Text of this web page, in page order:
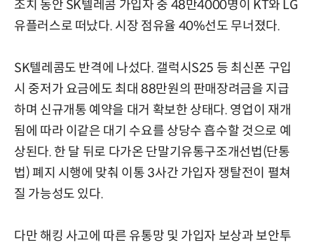
조치 동안 SK텔레콤 가입자 중 48만4000명이 KT와 LG
유플러스로 떠났다. 시장 점유율 40%선도 무너졌다.
SK텔레콤도 반격에 나섰다. 갤럭시S25 등 최신폰 구입
시 중저가 요금에도 최대 88만원의 판매장려금을 지급
하며 신규개통 예약을 대거 확보한 상태다. 영업이 재개
됨에 따라 이같은 대기 수요를 상당수 흡수할 것으로 예
상된다. 한 달 뒤로 다가온 단말기유통구조개선법(단통
법) 폐지 시행에 맞춰 이통 3사간 가입자 쟁탈전이 펼쳐
질 가능성도 있다.
다만 해킹 사고에 따른 유통망 및 가입자 보상과 보안투